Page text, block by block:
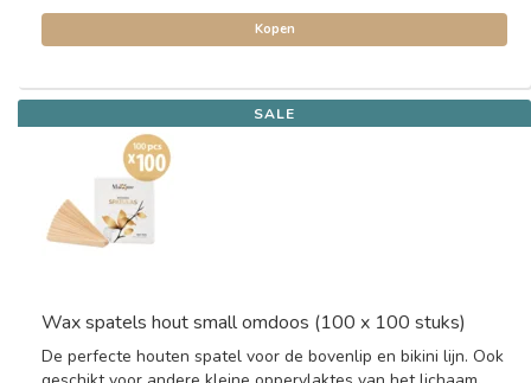
Kopen
SALE
Wax spatels hout small omdoos (100 x 100 stuks)
De perfecte houten spatel voor de bovenlip en bikini lijn. Ook